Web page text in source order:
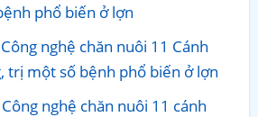
phổ biến ở lợn
nghệ chăn nuôi 11 Cánh
trị một số bệnh phổ biến ở lợn
nghệ chăn nuôi 11 cánh